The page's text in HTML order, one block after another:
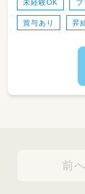
未経験OK
賞与あり 昇
前へ